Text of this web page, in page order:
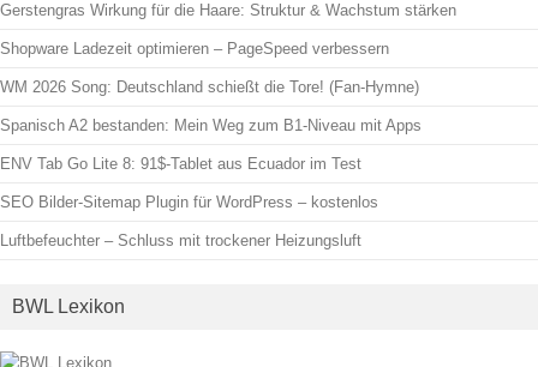
Gerstengras Wirkung für die Haare: Struktur & Wachstum stärken
Shopware Ladezeit optimieren – PageSpeed verbessern
WM 2026 Song: Deutschland schießt die Tore! (Fan-Hymne)
Spanisch A2 bestanden: Mein Weg zum B1-Niveau mit Apps
ENV Tab Go Lite 8: 91$-Tablet aus Ecuador im Test
SEO Bilder-Sitemap Plugin für WordPress – kostenlos
Luftbefeuchter – Schluss mit trockener Heizungsluft
BWL Lexikon